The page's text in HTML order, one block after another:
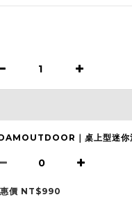
｜桌上型迷你
價 NT$990